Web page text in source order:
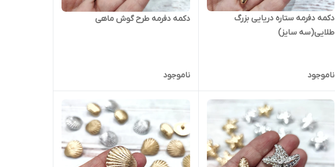
دکمه دفرمه ستاره دریایی بزرگ
طلایی(سه سایز)
ناموجود
دکمه دفرمه طرح گوش ماهی
ناموجود